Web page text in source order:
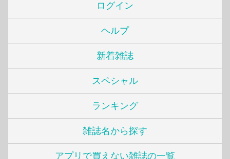
ログイン
ヘルプ
新着雑誌
スペシャル
ランキング
雑誌名から探す
アプリで買えない雑誌の一覧